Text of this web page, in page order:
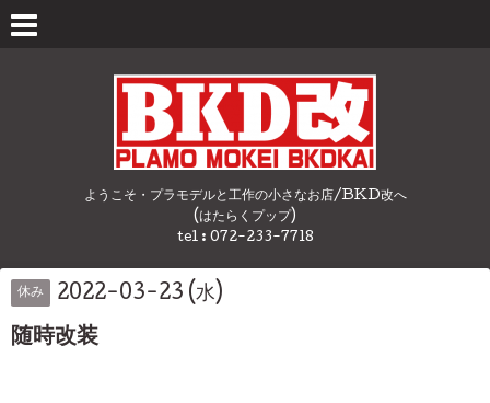
ようこそ・プラモデルと工作の小さなお店/BKD改へ
(はたらくプップ)
tel : 072-233-7718
休み 2022-03-23 (水)
随時改装